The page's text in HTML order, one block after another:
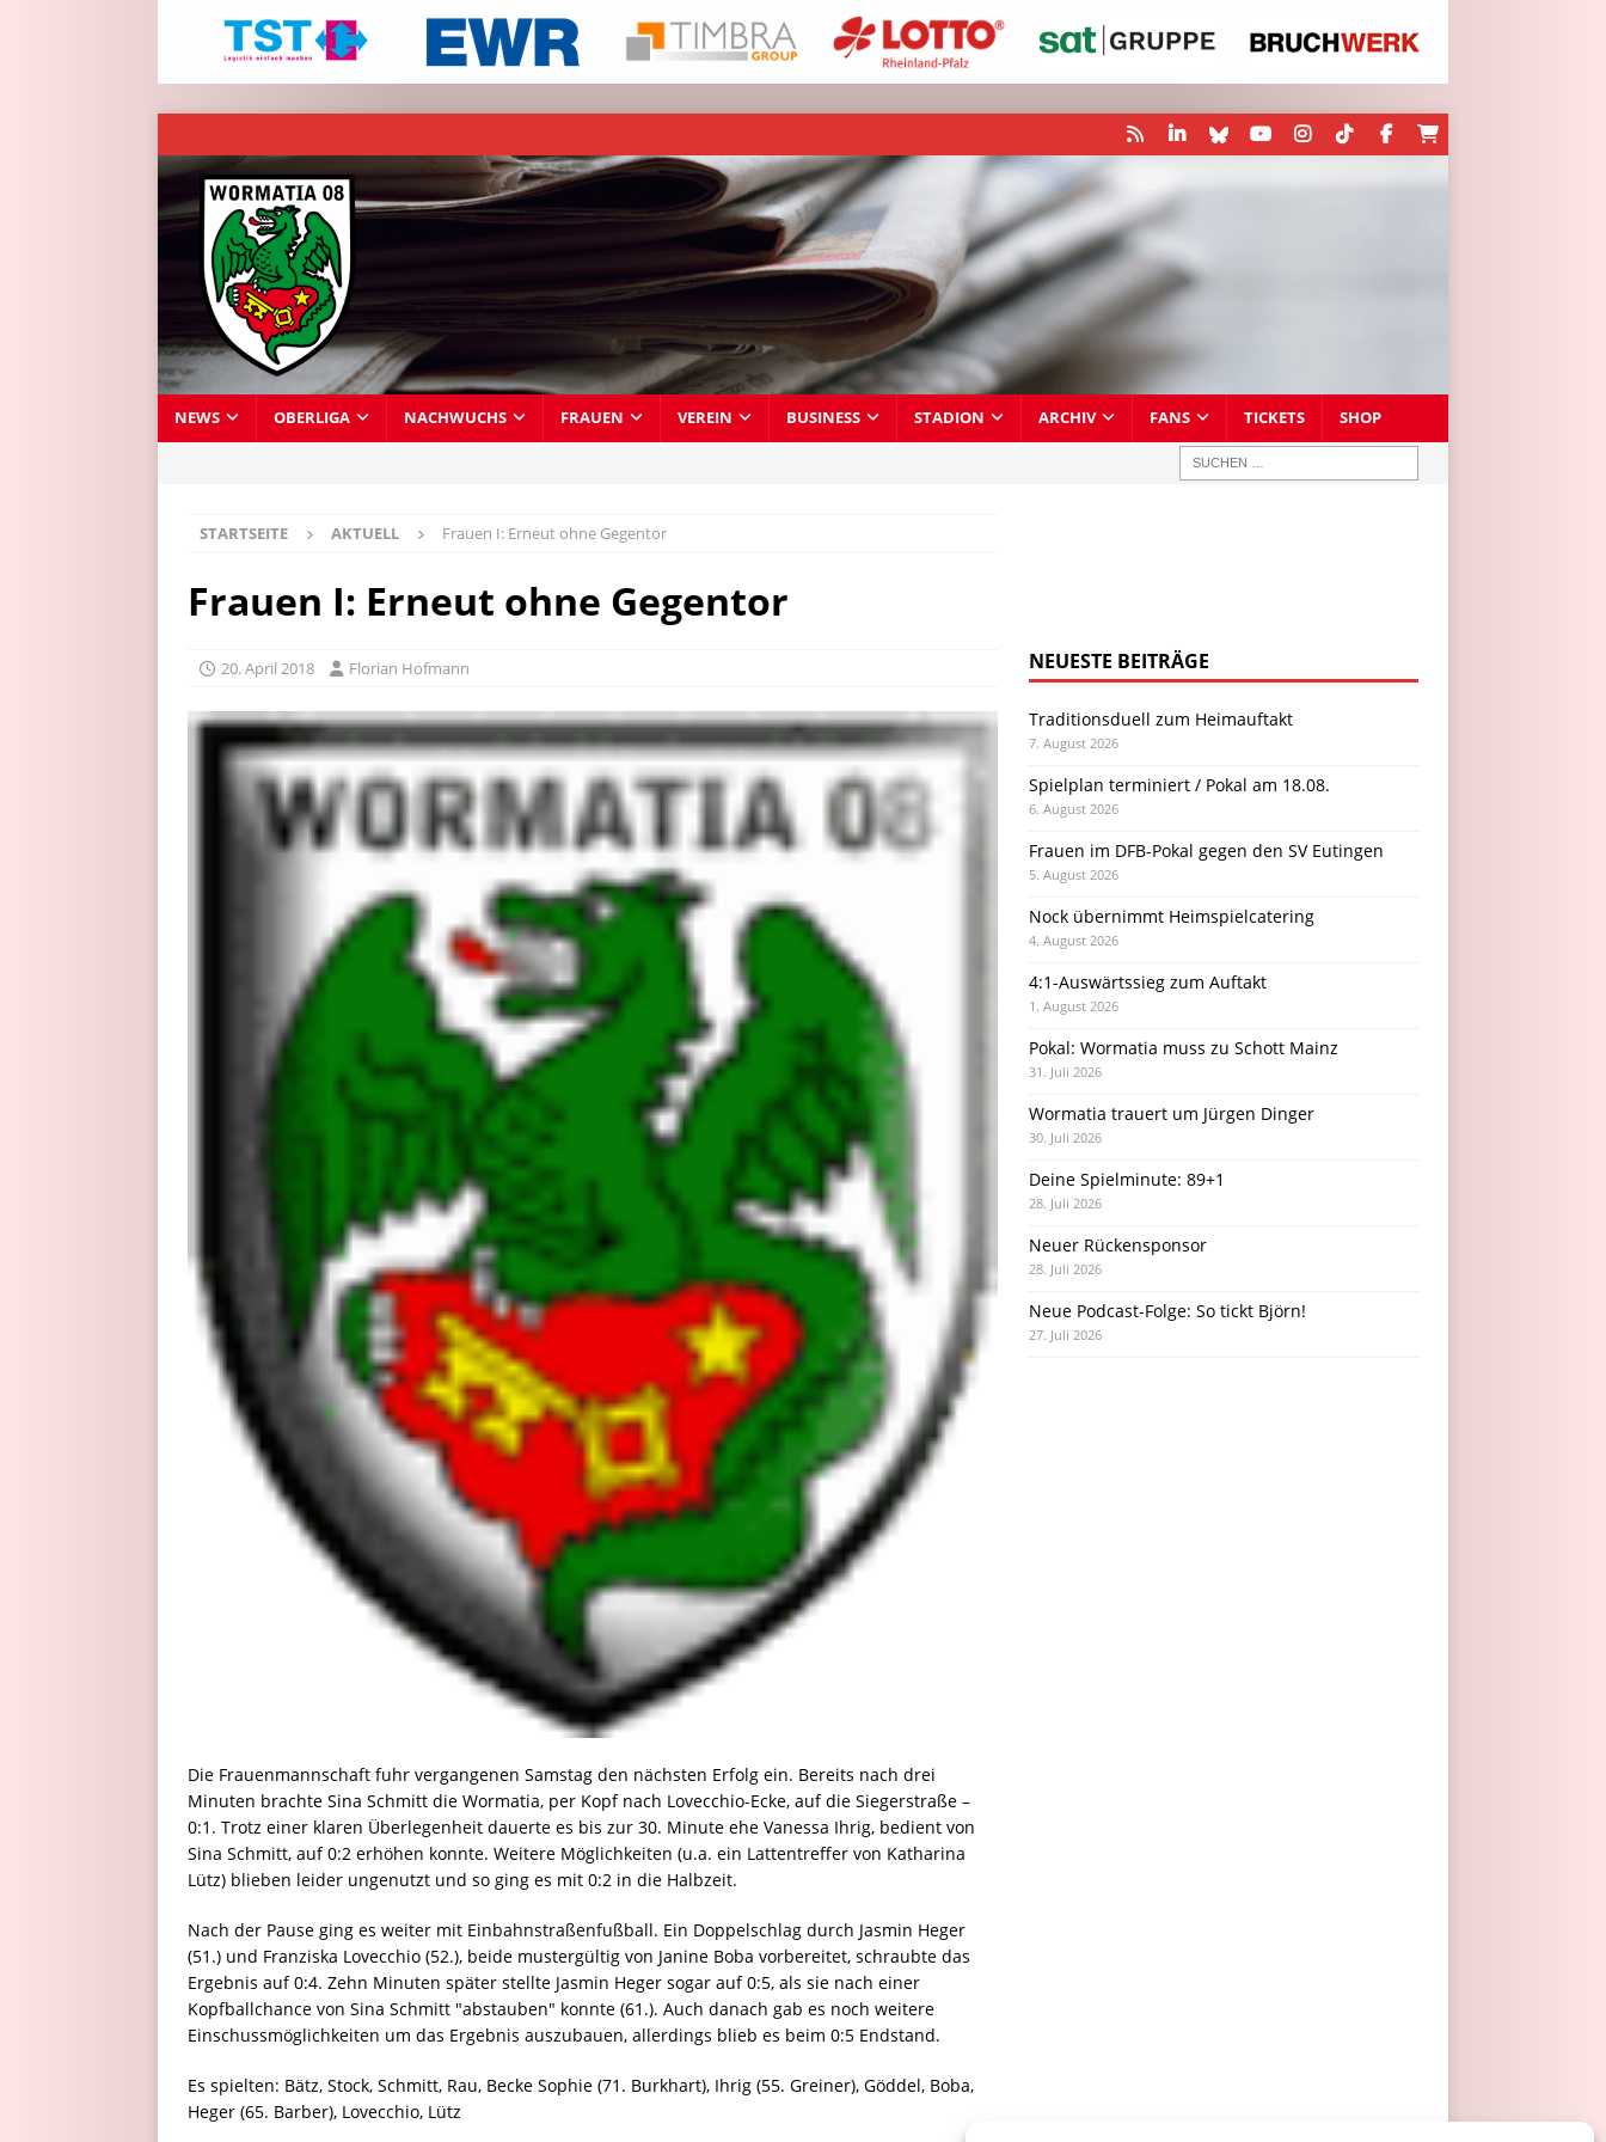
NEWS OBERLIGA NACHWUCHS FRAUEN VEREIN BUSINESS STADION ARCHIV FANS TICKETS SHOP
STARTSEITE AKTUELL Frauen I: Erneut ohne Gegentor
Frauen I: Erneut ohne Gegentor
20. April 2018 Florian Hofmann
Die Frauenmannschaft fuhr vergangenen Samstag den nächsten Erfolg ein. Bereits nach drei
Minuten brachte Sina Schmitt die Wormatia, per Kopf nach Lovecchio-Ecke, auf die Siegerstraße –
0:1. Trotz einer klaren Überlegenheit dauerte es bis zur 30. Minute ehe Vanessa Ihrig, bedient von
Sina Schmitt, auf 0:2 erhöhen konnte. Weitere Möglichkeiten (u.a. ein Lattentreffer von Katharina
Lütz) blieben leider ungenutzt und so ging es mit 0:2 in die Halbzeit.
Nach der Pause ging es weiter mit Einbahnstraßenfußball. Ein Doppelschlag durch Jasmin Heger
(51.) und Franziska Lovecchio (52.), beide mustergültig von Janine Boba vorbereitet, schraubte das
Ergebnis auf 0:4. Zehn Minuten später stellte Jasmin Heger sogar auf 0:5, als sie nach einer
Kopfballchance von Sina Schmitt "abstauben" konnte (61.). Auch danach gab es noch weitere
Einschussmöglichkeiten um das Ergebnis auszubauen, allerdings blieb es beim 0:5 Endstand.
Es spielten: Bätz, Stock, Schmitt, Rau, Becke Sophie (71. Burkhart), Ihrig (55. Greiner), Göddel, Boba,
Heger (65. Barber), Lovecchio, Lütz
NEUESTE BEITRÄGE
Traditionsduell zum Heimauftakt
7. August 2026
Spielplan terminiert / Pokal am 18.08.
6. August 2026
Frauen im DFB-Pokal gegen den SV Eutingen
5. August 2026
Nock übernimmt Heimspielcatering
4. August 2026
4:1-Auswärtssieg zum Auftakt
1. August 2026
Pokal: Wormatia muss zu Schott Mainz
31. Juli 2026
Wormatia trauert um Jürgen Dinger
30. Juli 2026
Deine Spielminute: 89+1
28. Juli 2026
Neuer Rückensponsor
28. Juli 2026
Neue Podcast-Folge: So tickt Björn!
27. Juli 2026